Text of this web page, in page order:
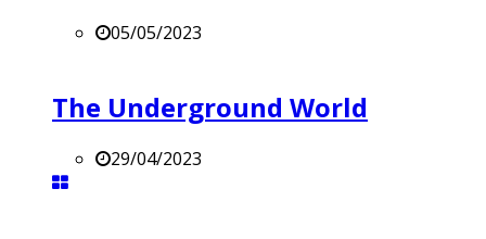
05/05/2023
The Underground World
29/04/2023